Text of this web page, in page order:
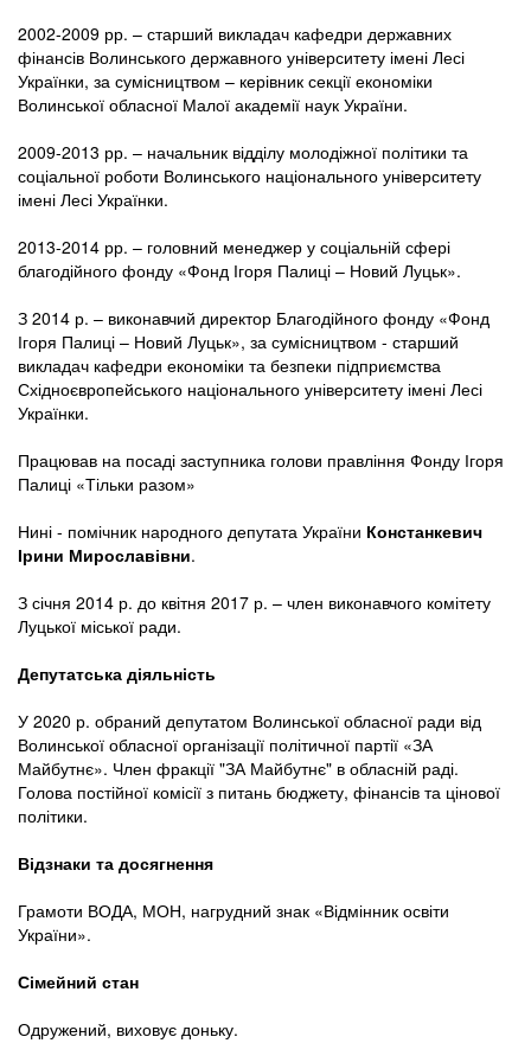
2002-2009 рр. – старший викладач кафедри державних
фінансів Волинського державного університету імені Лесі
Українки, за сумісництвом – керівник секції економіки
Волинської обласної Малої академії наук України.
2009-2013 рр. – начальник відділу молодіжної політики та
соціальної роботи Волинського національного університету
імені Лесі Українки.
2013-2014 рр. – головний менеджер у соціальній сфері
благодійного фонду «Фонд Ігоря Палиці – Новий Луцьк».
З 2014 р. – виконавчий директор Благодійного фонду «Фонд
Ігоря Палиці – Новий Луцьк», за сумісництвом - старший
викладач кафедри економіки та безпеки підприємства
Східноєвропейського національного університету імені Лесі
Українки.
Працював на посаді заступника голови правління Фонду Ігоря
Палиці «Тільки разом»
Нині - помічник народного депутата України Констанкевич
Ірини Мирославівни.
З січня 2014 р. до квітня 2017 р. – член виконавчого комітету
Луцької міської ради.
Депутатська діяльність
У 2020 р. обраний депутатом Волинської обласної ради від
Волинської обласної організації політичної партії «ЗА
Майбутнє». Член фракції "ЗА Майбутнє" в обласній раді.
Голова постійної комісії з питань бюджету, фінансів та цінової
політики.
Відзнаки та досягнення
Грамоти ВОДА, МОН, нагрудний знак «Відмінник освіти
України».
Сімейний стан
Одружений, виховує доньку.